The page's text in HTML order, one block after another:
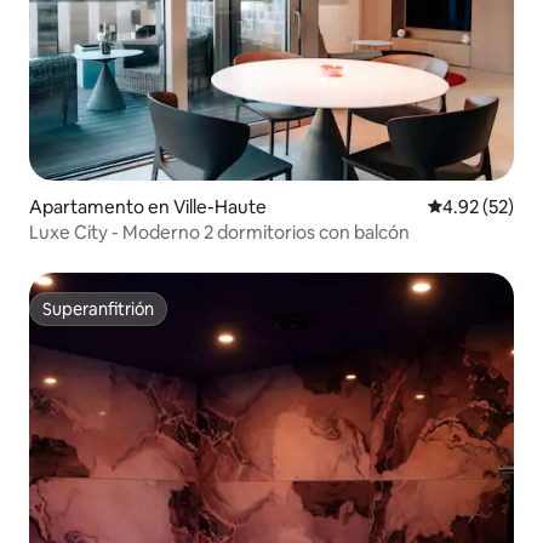
Apartamento en Ville-Haute Calificación
4.92 (52)
Luxe City - Moderno 2 dormitorios con balcón
Superanfitrión
Superanfitrión